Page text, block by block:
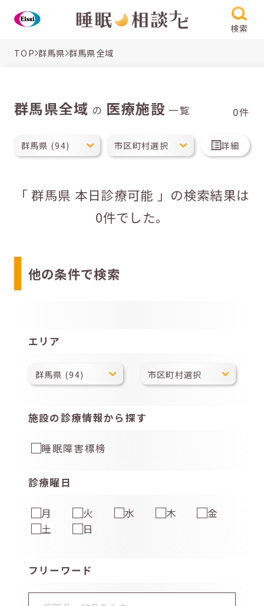
検索
TOP 群馬県 群馬県全域
群馬県全域 の 医療施設 一覧 0件
詳細
「 群馬県 本日診療可能 」の検索結果は
0件でした。
他の条件で検索
エリア
施設の診療情報から探す
睡眠障害標榜
診療曜日
月 火 水 木
金
土
日
フリーワード